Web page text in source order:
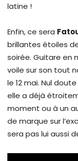
latine !
Enfin, ce sera
brillantes étoiles
soirée. Guitare en
voile sur son tout
le 12 mai. Nul
elle a déjà
moment ou à un
de marque sur
sera pas lui aussi